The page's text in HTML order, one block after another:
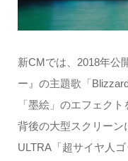
新CMでは、2018年公
ー』の主題歌「
「墨絵」のエフェク
背後の大型スクリーン
ULTRA「超サイヤ人